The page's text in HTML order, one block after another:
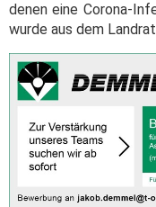
denen eine Corona-
wurde aus dem